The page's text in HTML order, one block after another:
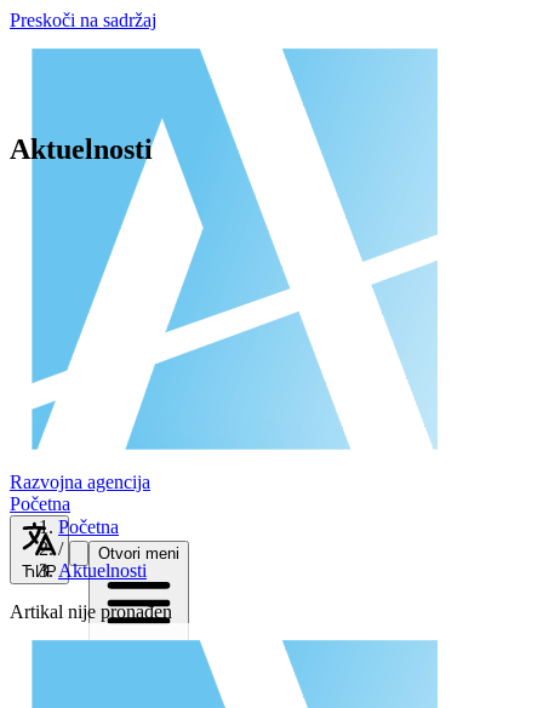
Preskoči na sadržaj
Razvojna agencija
Početna
ЋИР
Otvori meni
Aktuelnosti
Početna
/
Aktuelnosti
Artikal nije pronađen